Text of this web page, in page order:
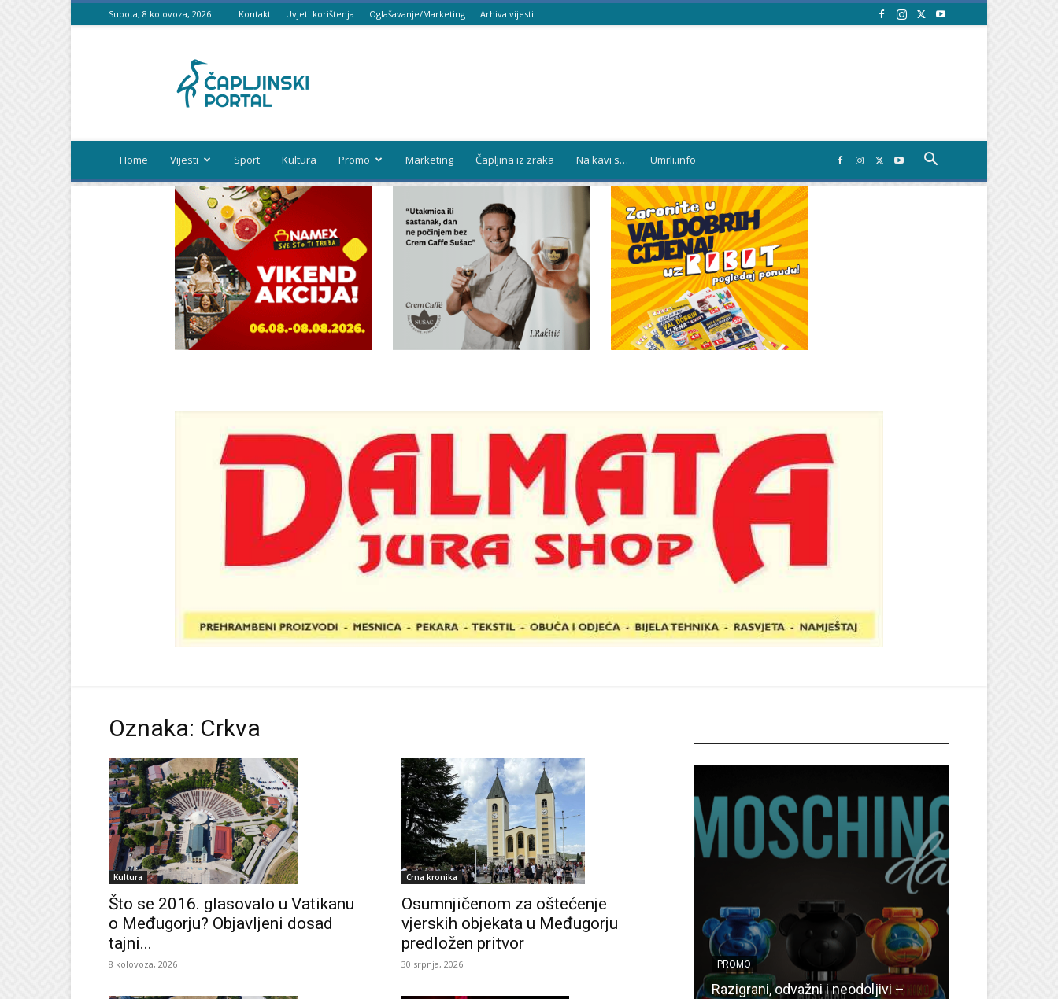
Subota, 8 kolovoza, 2026 Kontakt Uvjeti korištenja Oglašavanje/Marketing Arhiva vijesti
portal
Home Vijesti Sport Kultura Promo Marketing Čapljina iz zraka Na kavi s… Umrli.info
Oznaka: Crkva
Kultura
Što se 2016. glasovalo u Vatikanu
o Međugorju? Objavljeni dosad
tajni...
8 kolovoza, 2026
Crna kronika
Osumnjičenom za oštećenje
vjerskih objekata u Međugorju
predložen pritvor
30 srpnja, 2026 PROMO
Razigrani, odvažni i neodoljivi –